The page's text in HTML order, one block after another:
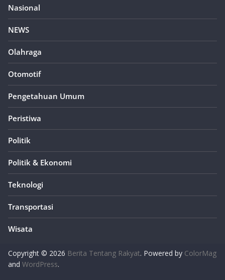
Nasional
NEWS
Olahraga
Otomotif
Pengetahuan Umum
Peristiwa
Politik
Politik & Ekonomi
Teknologi
Transportasi
Wisata
Copyright © 2026 Berita Tentang Rakyat. Powered by ColorMag
and WordPress.